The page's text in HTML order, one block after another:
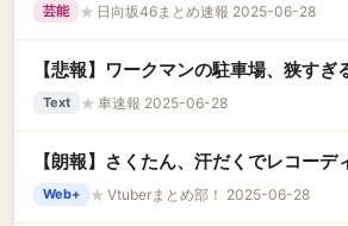
芸能 ★ 日向坂46まとめ速報 2025-06-28
【悲報】ワークマンの駐車場、狭す
Text ★ 車速報 2025-06-28
【朗報】さくたん、汗だくでレコーデ
Web+ ★ Vtuberまとめ部！ 2025-06-28